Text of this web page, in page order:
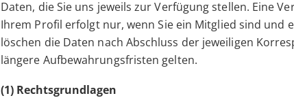
Daten, die Sie uns jeweils zur Verfügung stellen. Eine
Ihrem Profil erfolgt nur, wenn Sie ein Mitglied sind und
löschen die Daten nach Abschluss der jeweiligen
längere Aufbewahrungsfristen gelten.
(1) Rechtsgrundlagen